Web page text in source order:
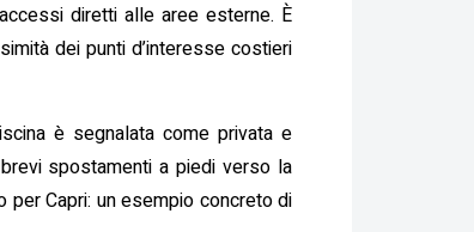
diretti alle aree esterne. È
dei punti d’interesse costieri
è segnalata come privata e
spostamenti a piedi verso la
per Capri: un esempio concreto di